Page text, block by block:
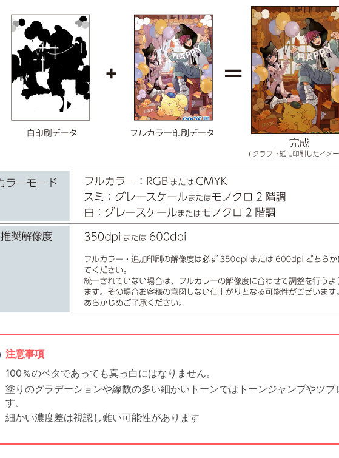
注意事項
100％のベタであっても真っ白にはなりません。
塗りのグラデーションや線数の多い細かいトーンではトーンジャンプやツブ
す。
細かい濃度差は視認し難い可能性があります